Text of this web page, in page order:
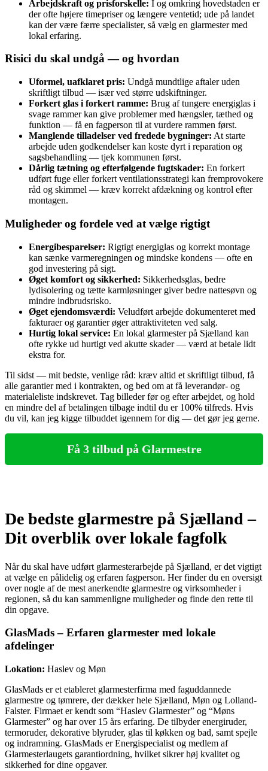
Arbejdskraft og prisforskelle: I og omkring hovedstaden er
der ofte højere timepriser og længere ventetid; ude på landet
kan der være færre specialister, så vælg en glarmester med
lokal erfaring.
Risici du skal undgå — og hvordan
Uformel, uafklaret pris: Undgå mundtlige aftaler uden
skriftligt tilbud — især ved større udskiftninger.
Forkert glas i forkert ramme: Brug af tungere energiglas i
svage rammer kan give problemer med hængsler, tæthed og
funktion — få en fagperson til at vurdere rammen først.
Manglende tilladelser ved fredede bygninger: At starte
arbejde uden godkendelser kan koste dyrt i reparation og
sagsbehandling — tjek kommunen først.
Dårlig tætning og efterfølgende fugtskader: En forkert
udført fuge eller forkert ventilationsstrategi kan fremprovokere
råd og skimmel — kræv korrekt afdækning og kontrol efter
montagen.
Muligheder og fordele ved at vælge rigtigt
Energibesparelser: Rigtigt energiglas og korrekt montage
kan sænke varmeregningen og mindske kondens — ofte en
god investering på sigt.
Øget komfort og sikkerhed: Sikkerhedsglas, bedre
lydisolering og tætte karmløsninger giver bedre nattesøvn og
mindre indbrudsrisko.
Øget ejendomsværdi: Veludført arbejde dokumenteret med
fakturaer og garantier øger attraktiviteten ved salg.
Hurtig lokal service: En lokal glarmester på Sjælland kan
ofte rykke ud hurtigt ved akutte skader — værd at betale lidt
ekstra for.
Til sidst — mit bedste, venlige råd: kræv altid et skriftligt tilbud, få
alle garantier med i kontrakten, og bed om at få leverandør‑ og
materialeliste indskrevet. Tag billeder før og efter arbejdet, og hold
en mindre del af betalingen tilbage indtil du er 100% tilfreds. Hvis
du vil, kan jeg kigge tilbuddet igennem for dig — det gør jeg gerne.
Få 3 tilbud på Glarmestre
De bedste glarmestre på Sjælland –
Dit overblik over lokale fagfolk
Når du skal have udført glarmesterarbejde på Sjælland, er det vigtigt
at vælge en pålidelig og erfaren fagperson. Her finder du en oversigt
over nogle af de mest anerkendte glarmestre og virksomheder i
regionen, så du kan sammenligne muligheder og finde den rette til
din opgave.
GlasMads – Erfaren glarmester med lokale
afdelinger
Lokation: Haslev og Møn
GlasMads er et etableret glarmesterfirma med faguddannede
glarmestre og tømrere, der dækker hele Sjælland, Møn og Lolland-
Falster. Firmaet er kendt som “Haslev Glarmester” og “Møns
Glarmester” og har over 15 års erfaring. De tilbyder energiruder,
termoruder, dekorative blyruder, glas til køkken og bad, samt spejle
og indramning. GlasMads er Energispecialist og medlem af
Glarmesterlaugets garantiordning, hvilket sikrer høj kvalitet og
sikkerhed for dine opgaver.